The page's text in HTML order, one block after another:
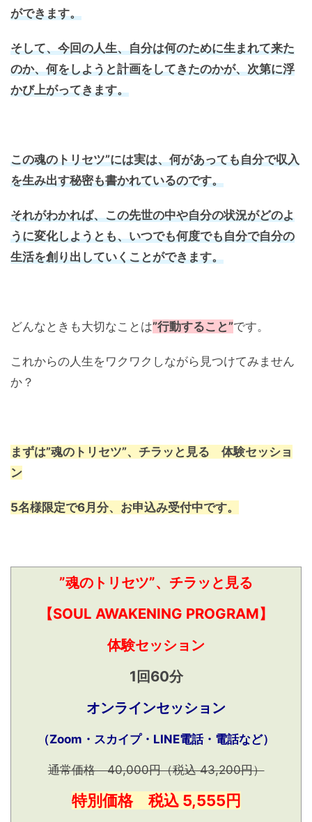
ができます。
そして、今回の人生、自分は何のために生まれて来た
のか、何をしようと計画をしてきたのかが、次第に浮
かび上がってきます。
この魂のトリセツ”には実は、何があっても自分で収入
を生み出す秘密も書かれているのです。
それがわかれば、この先世の中や自分の状況がどのよ
うに変化しようとも、いつでも何度でも自分で自分の
生活を創り出していくことができます。
どんなときも大切なことは”行動すること”です。
これからの人生をワクワクしながら見つけてみません
か？
まずは”魂のトリセツ”、チラッと見る 体験セッショ
ン
5名様限定で6月分、お申込み受付中です。
”魂のトリセツ”、チラッと見る
【SOUL AWAKENING PROGRAM】
体験セッション
1回60分
オンラインセッション
（Zoom・スカイプ・LINE電話・電話など）
通常価格 40,000円（税込 43,200円）
特別価格 税込 5,555円